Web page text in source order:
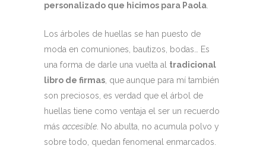
personalizado que hicimos para Paola.
Los árboles de huellas se han puesto de
moda en comuniones, bautizos, bodas… Es
una forma de darle una vuelta al tradicional
libro de firmas, que aunque para mí también
son preciosos, es verdad que el árbol de
huellas tiene como ventaja el ser un recuerdo
más accesible. No abulta, no acumula polvo y
sobre todo, quedan fenomenal enmarcados.